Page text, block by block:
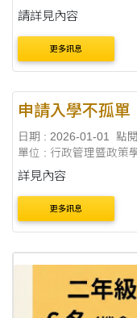
請詳見內容
更多訊息
申請入學不孤單
日期 : 2026-01-01
點
單位 : 行政管理暨政策
詳見內容
更多訊息